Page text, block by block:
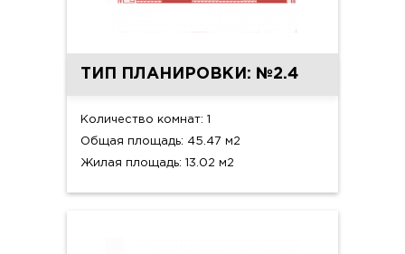
ТИП ПЛАНИРОВКИ: №2.4
Количество комнат: 1
Общая площадь: 45.47 м2
Жилая площадь: 13.02 м2